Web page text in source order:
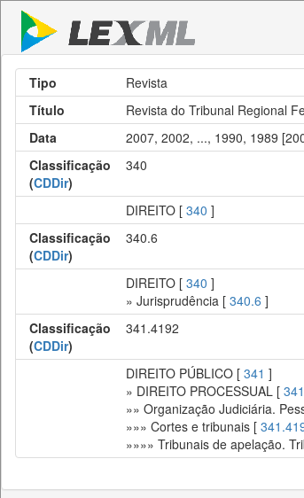
Tipo
Revista
Título
Revista do Tribunal Regional
Data
2007, 2002, ..., 1990, 1989
Classificação
(CDDir)
340
DIREITO [ 340 ]
Classificação
(CDDir)
340.6
DIREITO [ 340 ]
» Jurisprudência [ 340.6 ]
Classificação
(CDDir)
341.4192
DIREITO PÚBLICO [ 341 ]
» DIREITO PROCESSUAL [
»» Organização Judiciária.
»»» Cortes e tribunais [
»»»» Tribunais de apelação.